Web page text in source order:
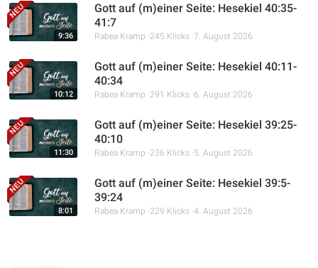
9:36
Gott auf (m)einer Seite: Hesekiel 40:35-
41:7
Rabea Kramp 245 Klicks 7. August 2026
10:12
Gott auf (m)einer Seite: Hesekiel 40:11-
40:34
Rabea Kramp 291 Klicks 6. August 2026
11:30
Gott auf (m)einer Seite: Hesekiel 39:25-
40:10
Rabea Kramp 236 Klicks 5. August 2026
8:01
Gott auf (m)einer Seite: Hesekiel 39:5-
39:24
Rabea Kramp 229 Klicks 4. August 2026